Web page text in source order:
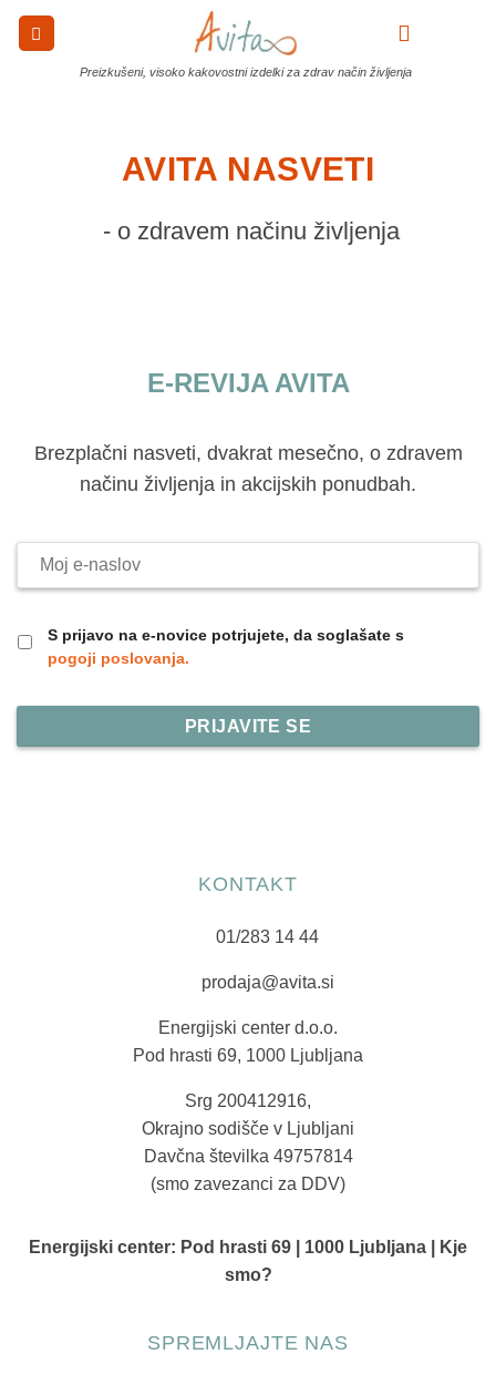
Skoči
Preizkušeni, visoko kakovostni izdelki za zdrav način življenja
AVITA NASVETI
- o zdravem načinu življenja
E-REVIJA AVITA
Brezplačni nasveti, dvakrat mesečno, o zdravem
načinu življenja in akcijskih ponudbah.
naslov
S prijavo na e-novice potrjujete, da soglašate s
pogoji poslovanja.
KONTAKT
01/283 14 44
prodaja@avita.si
Energijski center d.o.o.
Pod hrasti 69, 1000 Ljubljana
Srg 200412916,
Okrajno sodišče v Ljubljani
Davčna številka 49757814
(smo zavezanci za DDV)
Energijski center: Pod hrasti 69 | 1000 Ljubljana | Kje
smo?
SPREMLJAJTE NAS